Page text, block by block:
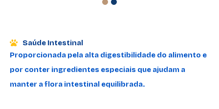
Saúde Intestinal
Proporcionada pela alta digestibilidade do alimento e
por conter ingredientes especiais que ajudam a
manter a flora intestinal equilibrada.